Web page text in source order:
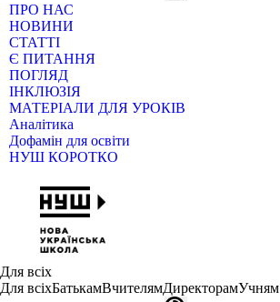
ПРО НАС
НОВИНИ
СТАТТІ
Є ПИТАННЯ
ПОГЛЯД
ІНКЛЮЗІЯ
МАТЕРІАЛИ ДЛЯ УРОКІВ
Аналітика
Дофамін для освіти
НУШ КОРОТКО
Для всіх
Для всіхБатькамВчителямДиректорамУчням